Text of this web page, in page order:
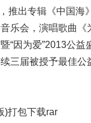
推出专辑《中国海
乐会，演唱歌曲《
“因为爱”2013公益
三届被授予最佳公
)打包下载rar